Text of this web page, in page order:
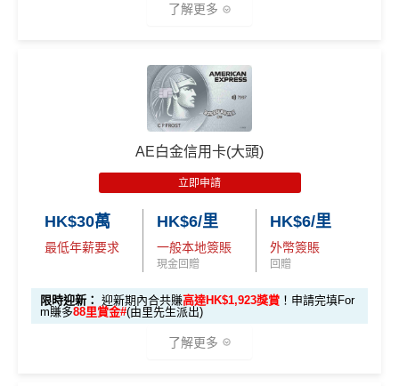
0.75X 積分」優惠
（每季上限 HK$10,0
00）
📍登記優惠 2：htt
ps://shorturl.at/Y
🎯 第二階段：本地迎新簽賬獎賞 (累積簽滿 HK$8,00
0 本地簽賬)
【🔥限時
加碼🔥】
完成任何金額之首次
了解更多
迎新禮遇 AE白金卡里先生優惠
2026年7月30日至8月31日23:59期間
$9,500，無得傾必需俾，留意新客及現有
全新美國運通基本卡會員*：迎新高達
(可換80,000里) +88里賞金#(由里先生派出)
現時或於申請日期起計過去 12 個月內
或取消任何由美國運通香港批核的信用卡或簽賬卡之基本
卡會員。
A
E
AE白金信用卡(大頭)
立即申請
HK$30萬
最低年薪要求
HK$6/里
一般本地簽賬
現金回贈
HK$6/里
外幣簽賬
回贈
限時迎新： 迎新期內合共賺高達HK$1,923獎賞 ！申請完填For
m賺多88里賞金#(由里先生派出)
了解更多